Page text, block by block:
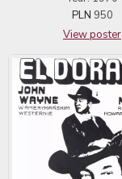
PLN 950
View poster